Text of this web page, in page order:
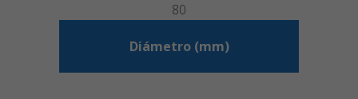
80
Diámetro (mm)